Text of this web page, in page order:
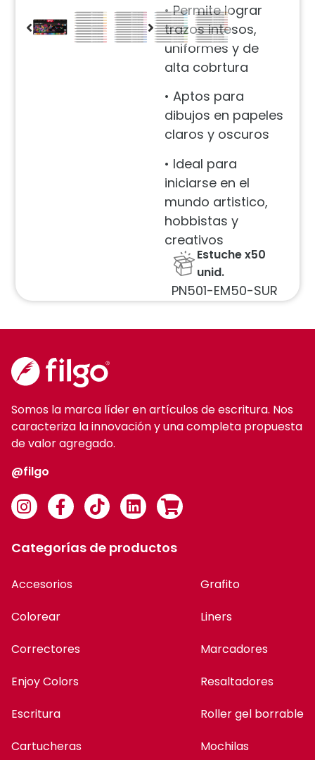
• Permite lograr
trazos intesos,
uniformes y de
alta cobrtura
• Aptos para
dibujos en papeles
claros y oscuros
• Ideal para
iniciarse en el
mundo artistico,
hobbistas y
creativos
Estuche x50
unid.
PN501-EM50-SUR
Somos la marca líder en artículos de escritura. Nos
caracteriza la innovación y una completa propuesta
de valor agregado.
@filgo
Categorías de productos
Accesorios
Colorear
Correctores
Enjoy Colors
Escritura
Cartucheras
Grafito
Liners
Marcadores
Resaltadores
Roller gel borrable
Mochilas